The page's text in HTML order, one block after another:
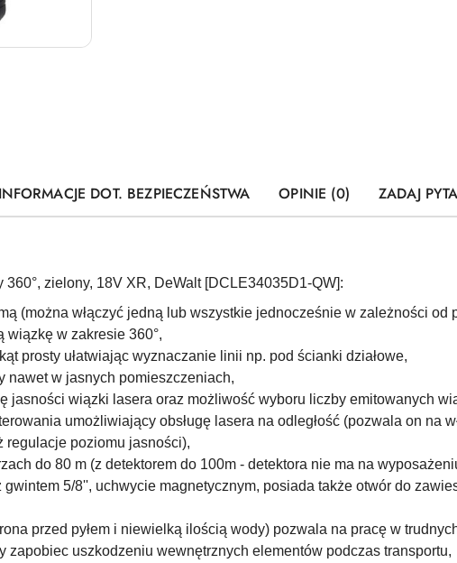
INFORMACJE DOT. BEZPIECZEŃSTWA OPINIE (0) ZADAJ
zielony, 18V XR, DeWalt [DCLE34035D1-QW]:
(można włączyć jedną lub wszystkie jednocześnie w zależności od
w zakresie 360°,
prosty ułatwiając wyznaczanie linii np. pod ścianki działowe,
nawet w jasnych pomieszczeniach,
jasności wiązki lasera oraz możliwość wyboru liczby emitowanych
umożliwiający obsługę lasera na odległość (pozwala on na
regulacje poziomu jasności),
do 80 m (z detektorem do 100m - detektora nie ma na
5/8'', uchwycie magnetycznym, posiada także otwór do
przed pyłem i niewielką ilością wody) pozwala na pracę w
zapobiec uszkodzeniu wewnętrznych elementów podczas transportu,